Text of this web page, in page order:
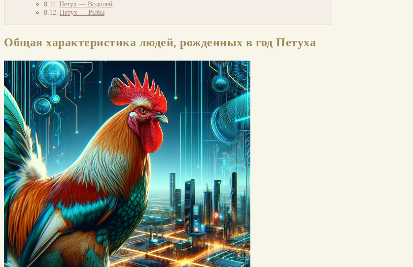
Петух — Водолей
Петух — Рыбы
Общая характеристика людей, рожденных в год Петуха